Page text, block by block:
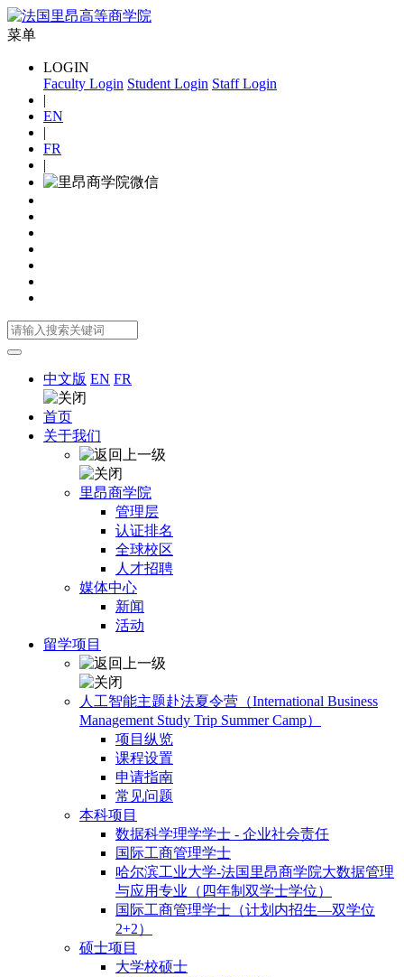
菜单
LOGIN
Faculty Login Student Login Staff Login
|
EN
|
FR
|
中文版 EN FR
首页
关于我们
里昂商学院
管理层
认证排名
全球校区
人才招聘
媒体中心
新闻
活动
留学项目
人工智能主题赴法夏令营（International Business
Management Study Trip Summer Camp）
项目纵览
课程设置
申请指南
常见问题
本科项目
数据科学理学学士 - 企业社会责任
国际工商管理学士
哈尔滨工业大学-法国里昂商学院大数据管理
与应用专业（四年制双学士学位）
国际工商管理学士（计划内招生—双学位
2+2）
硕士项目
大学校硕士